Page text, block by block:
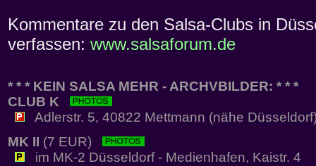
Kommentare zu den Salsa-Clubs in
verfassen: www.salsaforum.de
* * * KEIN SALSA MEHR - ARCHVBILDER: * * *
CLUB K
Adlerstr. 5, 40822 Mettmann (nähe
MK II (7 EUR)
im MK-2 Düsseldorf - Medienhafen, Kaistr. 4